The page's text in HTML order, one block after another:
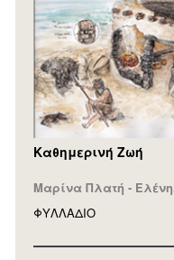
Καθημερινή Ζωή
Μαρίνα Πλατή -
ΦΥΛΛAΔΙΟ